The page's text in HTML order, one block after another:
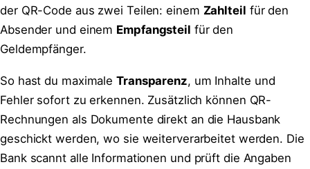
der QR-Code aus zwei Teilen: einem Zahlteil für den
Absender und einem Empfangsteil für den
Geldempfänger.
So hast du maximaleTransparenz, um Inhalte und
Fehler sofort zu erkennen. Zusätzlich können QR-
Rechnungen als Dokumente direkt an die Hausbank
geschickt werden, wo sie weiterverarbeitet werden. Die
Bank scannt alle Informationen und prüft die Angaben